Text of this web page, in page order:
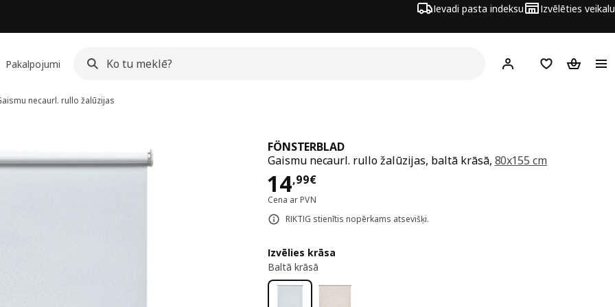
Ievadi pasta indeksu Izvēlēties veikalu
Pakalpojumi Hej! Pierakstīties
PirkumuPirkumu
necaurl. rullo žalūzijas
FÖNSTERBLAD
Gaismu necaurl. rullo žalūzijas, baltā krāsā, 80x155 cm
14,99€
Cena 14,99€
Cena ar PVN
RIKTIG stienītis nopērkams atsevišķi.
Izvēlies krāsa
Baltā krāsā